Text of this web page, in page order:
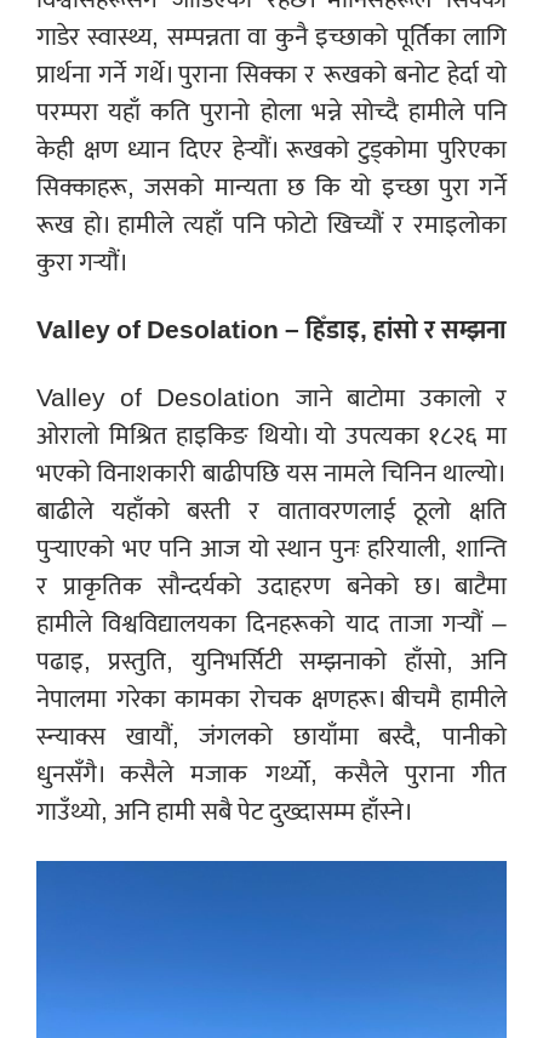
गाडेर स्वास्थ्य, सम्पन्नता वा कुनै इच्छाको पूर्तिका लागि
प्रार्थना गर्ने गर्थे। पुराना सिक्का र रूखको बनोट हेर्दा यो
परम्परा यहाँ कति पुरानो होला भन्ने सोच्दै हामीले पनि
केही क्षण ध्यान दिएर हेर्‍यौं। रूखको टुड्कोमा पुरिएका
सिक्काहरू, जसको मान्यता छ कि यो इच्छा पुरा गर्ने
रूख हो। हामीले त्यहाँ पनि फोटो खिच्यौं र रमाइलोका
कुरा गर्‍यौं।
Valley of Desolation – हिँडाइ, हांसो र सम्झना
Valley of Desolation जाने बाटोमा उकालो र
ओरालो मिश्रित हाइकिङ थियो। यो उपत्यका १८२६ मा
भएको विनाशकारी बाढीपछि यस नामले चिनिन थाल्यो।
बाढीले यहाँको बस्ती र वातावरणलाई ठूलो क्षति
पुर्‍याएको भए पनि आज यो स्थान पुनः हरियाली, शान्ति
र प्राकृतिक सौन्दर्यको उदाहरण बनेको छ। बाटैमा
हामीले विश्वविद्यालयका दिनहरूको याद ताजा गर्‍यौं –
पढाइ, प्रस्तुति, युनिभर्सिटी सम्झनाको हाँसो, अनि
नेपालमा गरेका कामका रोचक क्षणहरू। बीचमै हामीले
स्न्याक्स खायौं, जंगलको छायाँमा बस्दै, पानीको
धुनसँगै। कसैले मजाक गर्थ्यो, कसैले पुराना गीत
गाउँथ्यो, अनि हामी सबै पेट दुख्दासम्म हाँस्ने।